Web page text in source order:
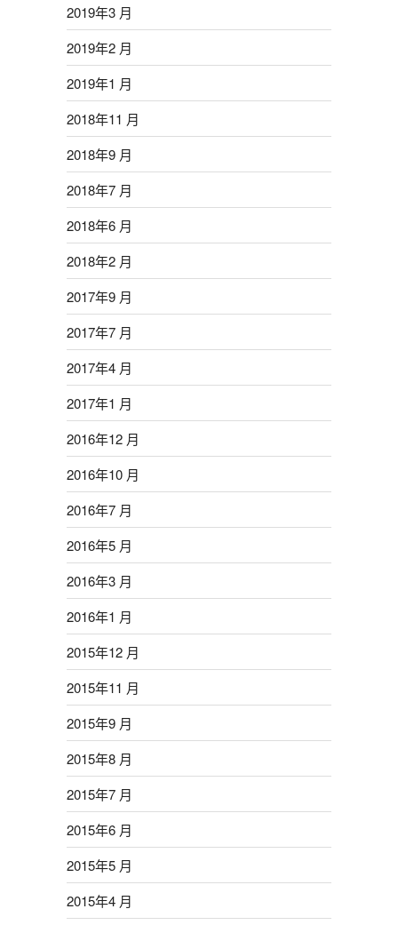
2019年3 月
2019年2 月
2019年1 月
2018年11 月
2018年9 月
2018年7 月
2018年6 月
2018年2 月
2017年9 月
2017年7 月
2017年4 月
2017年1 月
2016年12 月
2016年10 月
2016年7 月
2016年5 月
2016年3 月
2016年1 月
2015年12 月
2015年11 月
2015年9 月
2015年8 月
2015年7 月
2015年6 月
2015年5 月
2015年4 月